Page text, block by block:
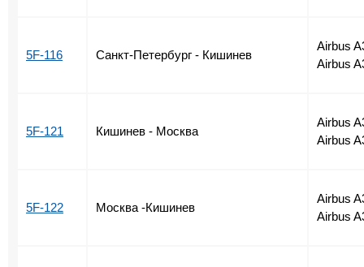
5F-116 Санкт-Петербург - Кишинев
Airbus
Airbus
5F-121 Кишинев - Москва
Airbus
Airbus
5F-122 Москва -Кишинев
Airbus
Airbus